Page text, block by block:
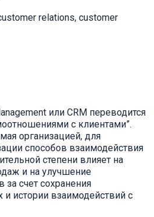
relations, customer
или CRM переводится
с клиентами”.
организацией, для
способов взаимодействия
степени влияет на
и на улучшение
счет сохранения
истории взаимодействий с